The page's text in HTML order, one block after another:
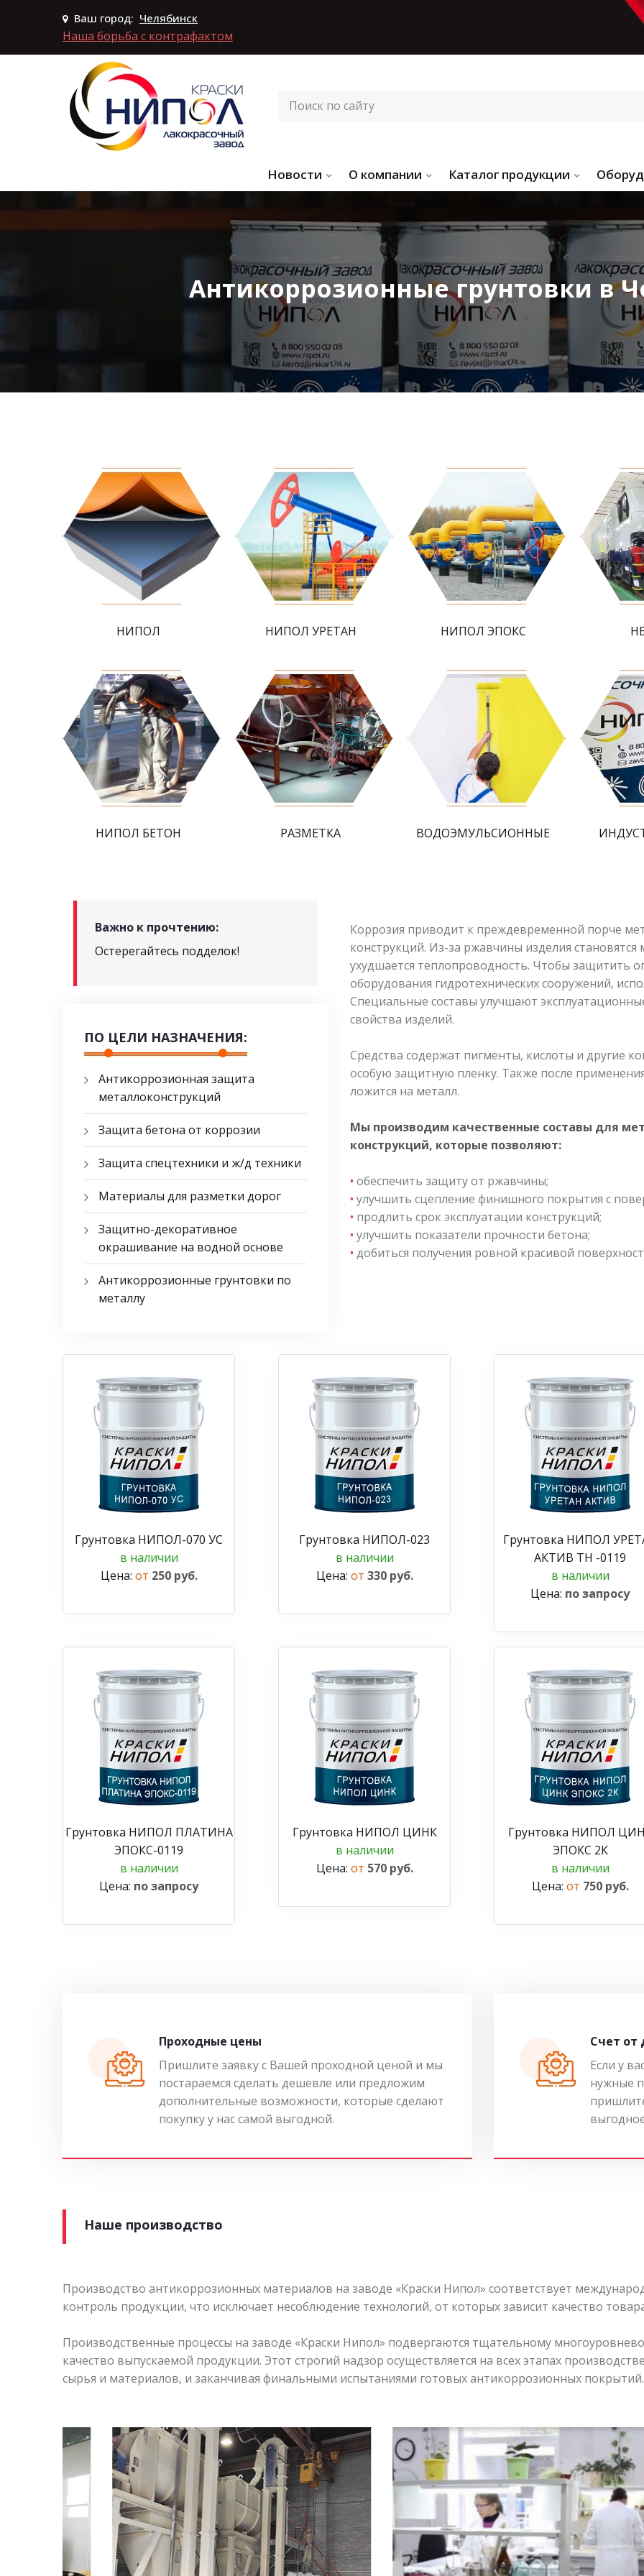
Ваш город: Челябинск
Наша борьба с контрафактом
Новости О компании Каталог продукции
Антикоррозионные грунтовки в
НИПОЛ НИПОЛ УРЕТАН НИПОЛ ЭПОКС
НИПОЛ БЕТОН РАЗМЕТКА ВОДОЭМУЛЬСИОННЫЕ
Важно к прочтению:
Остерегайтесь подделок!
ПО ЦЕЛИ НАЗНАЧЕНИЯ:
Антикоррозионная защита
металлоконструкций
Защита бетона от коррозии
Защита спецтехники и ж/д техники
Материалы для разметки дорог
Защитно-декоративное
окрашивание на водной основе
Антикоррозионные грунтовки по
металлу
Коррозия приводит к преждевременной порче
конструкций. Из-за ржавчины изделия
ухудшается теплопроводность. Чтобы защитить
оборудования гидротехнических сооружений,
Специальные составы улучшают
свойства изделий.
Средства содержат пигменты, кислоты и другие
особую защитную пленку. Также после
ложится на металл.
Мы производим качественные составы для
конструкций, которые позволяют:
• обеспечить защиту от ржавчины;
• улучшить сцепление финишного покрытия с
• продлить срок эксплуатации конструкций;
• улучшить показатели прочности бетона;
• добиться получения ровной красивой
Грунтовка НИПОЛ-070 УС
в наличии
Цена: от 250 руб.
Грунтовка НИПОЛ-023
в наличии
Цена: от 330 руб.
Грунтовка НИПОЛ
АКТИВ ТН -0119
в наличии
Цена: по запросу
Грунтовка НИПОЛ ПЛАТИНА
ЭПОКС-0119
в наличии
Цена: по запросу
Грунтовка НИПОЛ ЦИНК
в наличии
Цена: от 570 руб.
Грунтовка НИПОЛ
ЭПОКС 2К
в наличии
Цена: от 750 руб.
Проходные цены
Пришлите заявку с Вашей проходной ценой и мы
постараемся сделать дешевле или предложим
дополнительные возможности, которые сделают
покупку у нас самой выгодной.
Cчет от
Если у
нужные
Наше производство
Производство антикоррозионных материалов на заводе «Краски Нипол» соответствует
контроль продукции, что исключает несоблюдение технологий, от которых зависит качество
Производственные процессы на заводе «Краски Нипол» подвергаются тщательному
качество выпускаемой продукции. Этот строгий надзор осуществляется на всех этапах
сырья и материалов, и заканчивая финальными испытаниями готовых антикоррозионных покрытий.